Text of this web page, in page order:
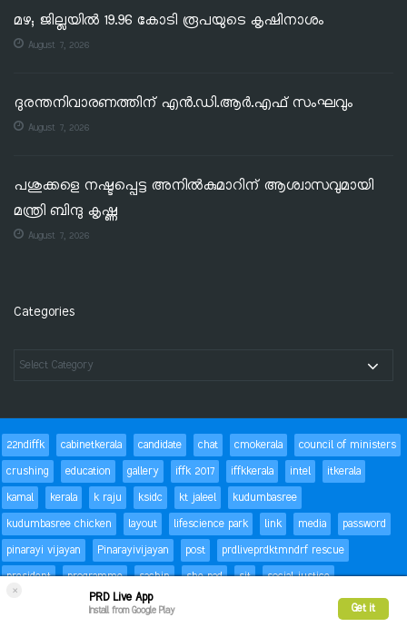
×
PRD Live App
Install from Google Play Get it
മഴ; ജില്ലയില്‍ 19.96 കോടി രൂപയുടെ കൃഷിനാശം
August 7, 2026
ദുരന്തനിവാരണത്തിന് എൻ.ഡി.ആർ.എഫ് സംഘവും
August 7, 2026
പശുക്കളെ നഷ്ടപ്പെട്ട അനിൽകുമാറിന് ആശ്വാസവുമായി
മന്ത്രി ബിന്ദു കൃഷ്ണ
August 7, 2026
Categories
22ndiffk cabinetkerala candidate chat cmokerala
council of ministers
crushing
education gallery iffk 2017 iffkkerala intel
itkerala
kamal
kerala k raju ksidc kt jaleel
kudumbasree
kudumbasree chicken
layout lifescience park link media
password
pinarayi vijayan
Pinarayivijayan post
prdliveprdktmndrf rescue
president
programme sachin she pad sit
social justice
status Success
trackbacks